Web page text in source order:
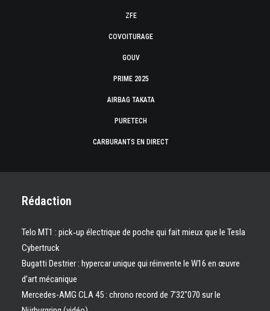
ZFE
COVOITURAGE
GOUV
PRIME 2025
AIRBAG TAKATA
PURETECH
CARBURANTS EN DIRECT
Rédaction
Telo MT1 : pick‑up électrique de poche qui fait mieux que le Tesla
Cybertruck
Bugatti Destrier : hypercar unique qui réinvente le W16 en œuvre
d’art mécanique
Mercedes-AMG CLA 45 : chrono record de 7’32″070 sur le